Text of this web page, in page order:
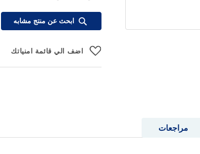
ابحث عن منتج مشابه
اضف الي قائمة امنياتك
مراجعات